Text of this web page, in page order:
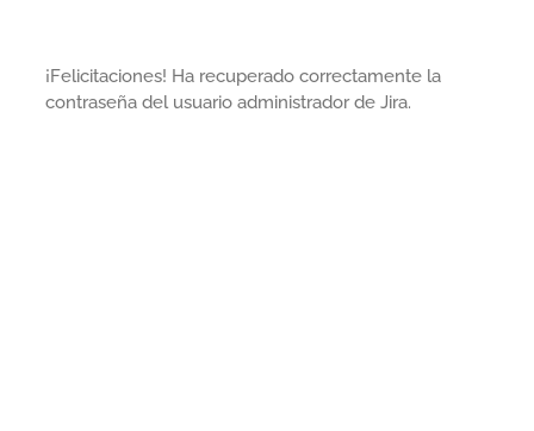
¡Felicitaciones! Ha recuperado correctamente la
contraseña del usuario administrador de Jira.